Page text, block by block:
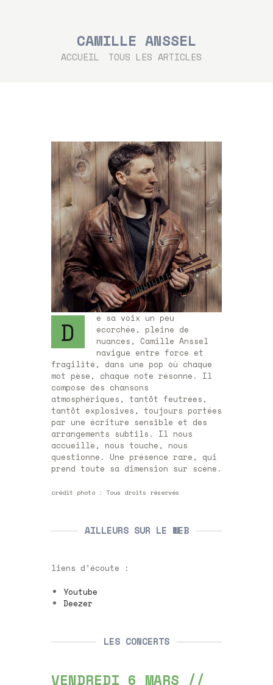
CAMILLE ANSSEL
ACCUEIL TOUS LES ARTICLES
TOUTE L’ACTU
CHANTS SONS
MODE D’EMPLOI
D
e sa voix un peu
écorchée, pleine de
nuances, Camille Anssel
navigue entre force et
fragilité, dans une pop où chaque
mot pèse, chaque note résonne. Il
compose des chansons
atmosphériques, tantôt feutrées,
tantôt explosives, toujours portées
par une écriture sensible et des
arrangements subtils. Il nous
accueille, nous touche, nous
questionne. Une présence rare, qui
prend toute sa dimension sur scène.
crédit photo : Tous droits réservés
AILLEURS SUR LE WEB
liens d’écoute :
Youtube
Deezer
LES CONCERTS
VENDREDI 6 MARS //